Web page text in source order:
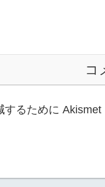
コ
するために